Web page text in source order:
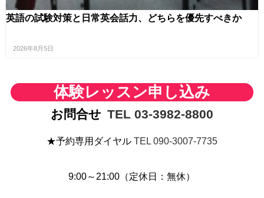
英語の試験対策と日常英会話力、どちらを優先すべきか
2026年8月5日
体験レッスン申し込み
お問合せ TEL 03-3982-8800
★予約専用ダイヤル TEL 090-3007-7735
9:00～21:00（定休日：無休）